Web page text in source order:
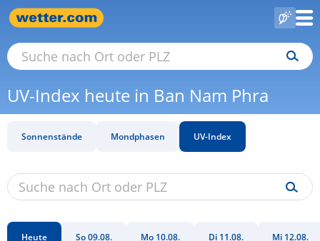
UV-Index heute in Ban Nam Phra
Sonnenstände Mondphasen UV-Index
Heute So 09.08. Mo 10.08. Di 11.08. Mi 12.08.